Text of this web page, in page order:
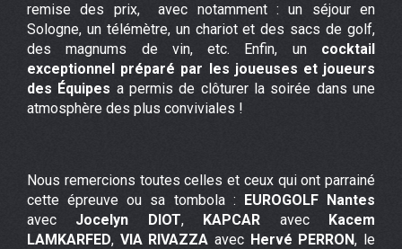
remise des prix, avec notamment : un séjour en
Sologne, un télémètre, un chariot et des sacs de golf,
des magnums de vin, etc. Enfin, un cocktail
exceptionnel préparé par les joueuses et joueurs
des Équipes a permis de clôturer la soirée dans une
atmosphère des plus conviviales !
Nous remercions toutes celles et ceux qui ont parrainé
cette épreuve ou sa tombola : EUROGOLF Nantes
avec Jocelyn DIOT, KAPCAR avec Kacem
LAMKARFED, VIA RIVAZZA avec Hervé PERRON, le